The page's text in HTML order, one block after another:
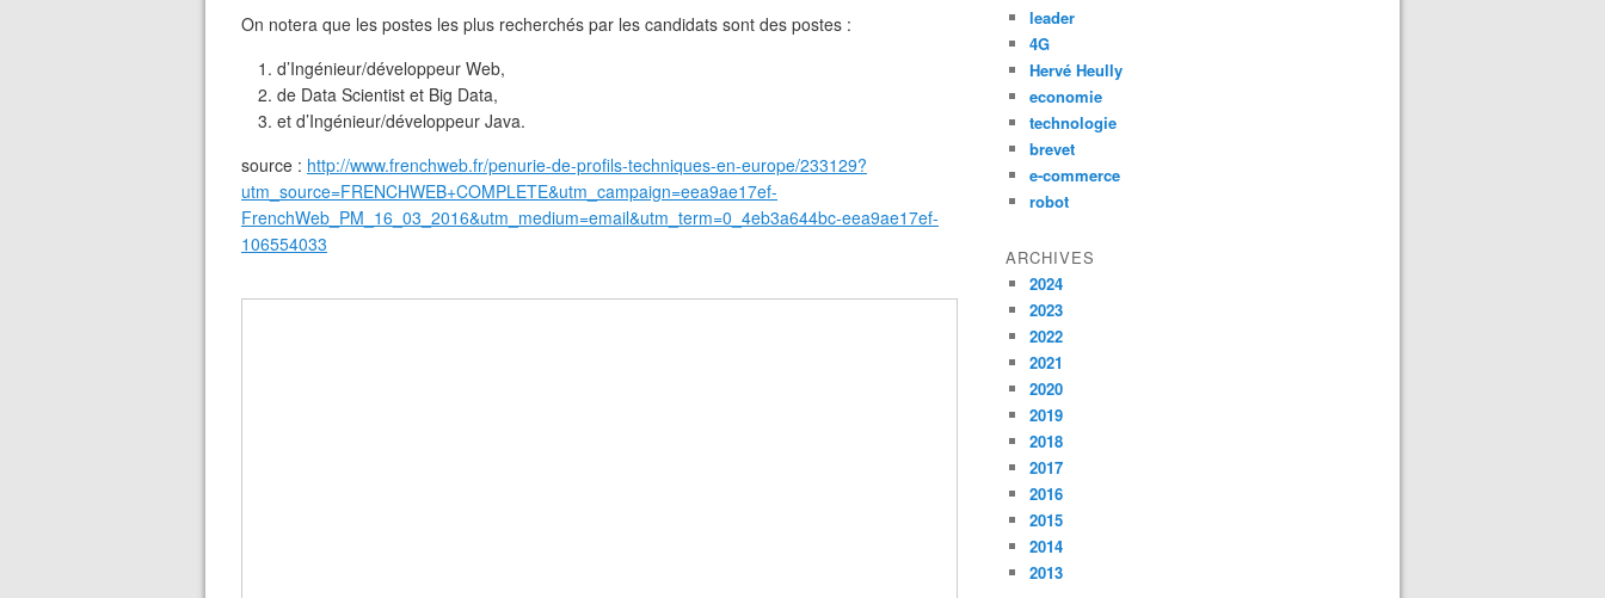
On notera que les postes les plus recherchés par les candidats sont des postes :
d’Ingénieur/développeur Web,
de Data Scientist et Big Data,
et d’Ingénieur/développeur Java.
source : http://www.frenchweb.fr/penurie-de-profils-techniques-en-europe/233129?
utm_source=FRENCHWEB+COMPLETE&utm_campaign=eea9ae17ef-
FrenchWeb_PM_16_03_2016&utm_medium=email&utm_term=0_4eb3a644bc-eea9ae17ef-
106554033
leader
4G
Hervé Heully
economie
technologie
brevet
e-commerce
robot
ARCHIVES
2024
2023
2022
2021
2020
2019
2018
2017
2016
2015
2014
2013